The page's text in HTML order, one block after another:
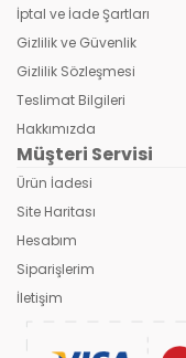
İptal ve İade Şartları
Gizlilik ve Güvenlik
Gizlilik Sözleşmesi
Teslimat Bilgileri
Hakkımızda
Müşteri Servisi
Ürün İadesi
Site Haritası
Hesabım
Siparişlerim
İletişim